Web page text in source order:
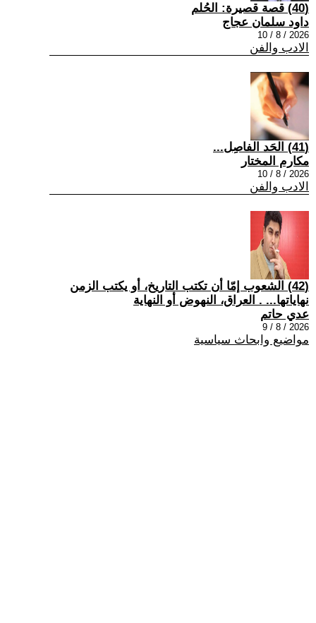
(40) قصة قصيرة: الحُلم
داود سلمان عجاج
2026 / 8 / 10
الادب والفن
(41) الحَد الفاصِل...
مكارم المختار
2026 / 8 / 10
الادب والفن
(42) الشعوب إمّا أن تكتب التاريخ، أو يكتب الزمن
نهاياتها... . العراق، النهوض أو النهاية
عدي حاتم
2026 / 8 / 9
مواضيع وابحاث سياسية